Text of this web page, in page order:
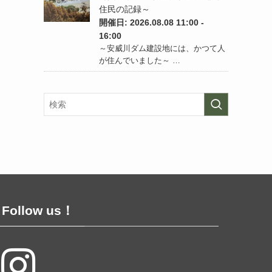
住民の記録～
開催日: 2026.08.08 11:00 -
16:00
～安威川ダム建設地には、かつて人
が住んでいました～ …
Follow us！